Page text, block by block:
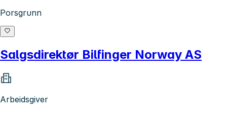
Porsgrunn
Salgsdirektør Bilfinger Norway AS
Arbeidsgiver